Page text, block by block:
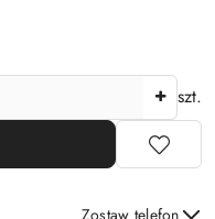
szt.
Zostaw telefon